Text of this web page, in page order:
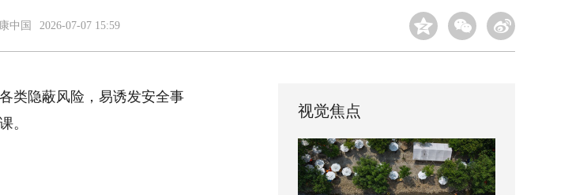
中国 2026-07-07 15:59
类隐蔽风险，易诱发安全事
。
视觉焦点